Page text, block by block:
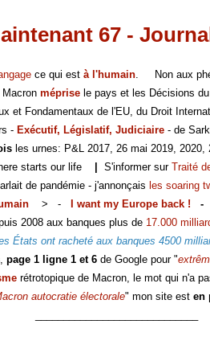
67 -
ce qui est à l'humain. Non aux
méprisele pays et les Décisions du
et Fondamentaux de l'EU, du Droit
- Exécutif, Législatif, Judiciaire - de
les urnes: P&L 2017, 26 mai 2019, 2020,
starts our life S'informer sur Traité
de pandémie - j'annonçais les soaring
> - I want my Europe back ! -
2008 aux banques plus de 17.000
États ont racheté aux banques 4500
, page 1 ligne 1 et 6 de Google pour "
rétrotopique de Macron, le mot qui n'a
autocratie électorale" mon site est en